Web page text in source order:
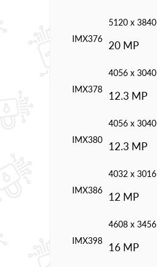
IMX376
5120 x 3840
20 MP
IMX378
4056 x 3040
12.3 MP
IMX380
4056 x 3040
12.3 MP
IMX386
4032 x 3016
12 MP
IMX398
4608 x 3456
16 MP